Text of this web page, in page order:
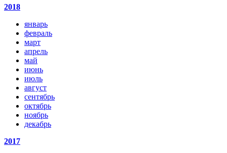
2018
январь
февраль
март
апрель
май
июнь
июль
август
сентябрь
октябрь
ноябрь
декабрь
2017